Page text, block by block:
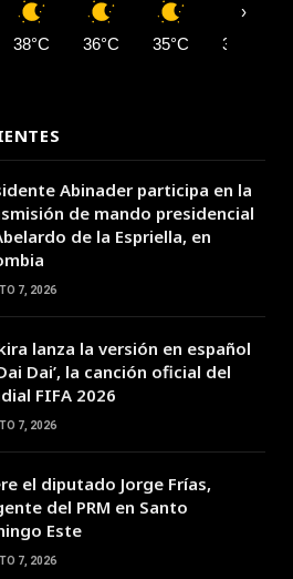
38°C 36°C 35°C 35°C
›
Abinader participa en la
de mando presidencial
de la Espriella, en
7, 2026
lanza la versión en español
Dai’, la canción oficial del
FIFA 2026
7, 2026
el diputado Jorge Frías,
del PRM en Santo
Este
7, 2026